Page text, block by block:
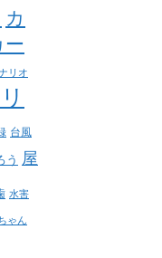
カ
ー
リオ
台風
う
屋
水害
ゃん